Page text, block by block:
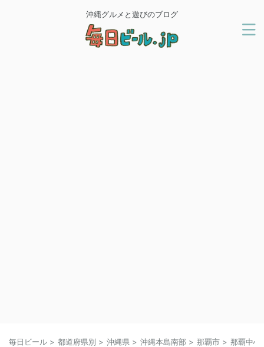
沖縄グルメと遊びのブログ
毎日ビール > 都道府県別 > 沖縄県 > 沖縄本島南部 > 那覇市 > 那覇中心